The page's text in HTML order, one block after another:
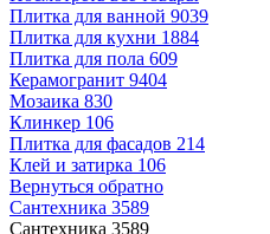
Плитка для ванной 9039
Плитка для кухни 1884
Плитка для пола 609
Керамогранит 9404
Мозаика 830
Клинкер 106
Плитка для фасадов 214
Клей и затирка 106
Вернуться обратно
Сантехника 3589
Сантехника 3589